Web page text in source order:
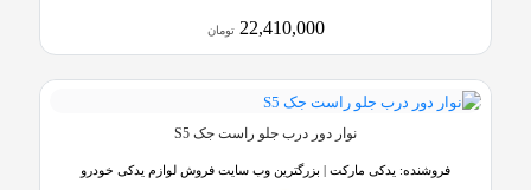
22,410,000 تومان
نوار دور درب جلو راست جک S5
فروشنده: یدکی مارکت | بزرگترین وب سایت فروش لوازم یدکی خودرو